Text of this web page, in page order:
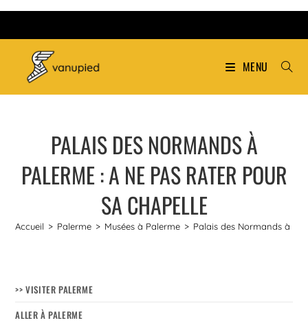
MENU
PALAIS DES NORMANDS À
PALERME : A NE PAS RATER POUR
SA CHAPELLE
Accueil > Palerme > Musées à Palerme > Palais des Normands à
>> VISITER PALERME
ALLER À PALERME